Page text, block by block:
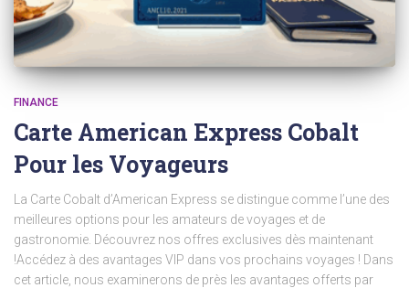
FINANCE
Carte American Express Cobalt
Pour les Voyageurs
La Carte Cobalt d’American Express se distingue comme l’une des
meilleures options pour les amateurs de voyages et de
gastronomie. Découvrez nos offres exclusives dès maintenant
!Accédez à des avantages VIP dans vos prochains voyages ! Dans
cet article, nous examinerons de près les avantages offerts par